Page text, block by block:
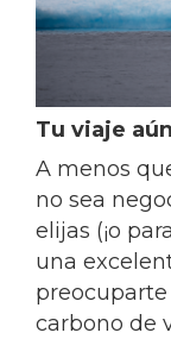
Tu viaje
A menos
no sea
elijas (¡o
una
carbono de